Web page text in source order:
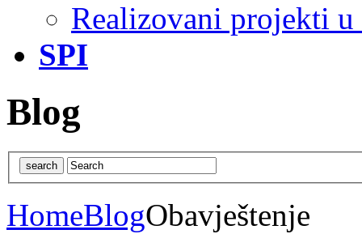
Realizovani projekti u
SPI
Blog
HomeBlogObavještenje